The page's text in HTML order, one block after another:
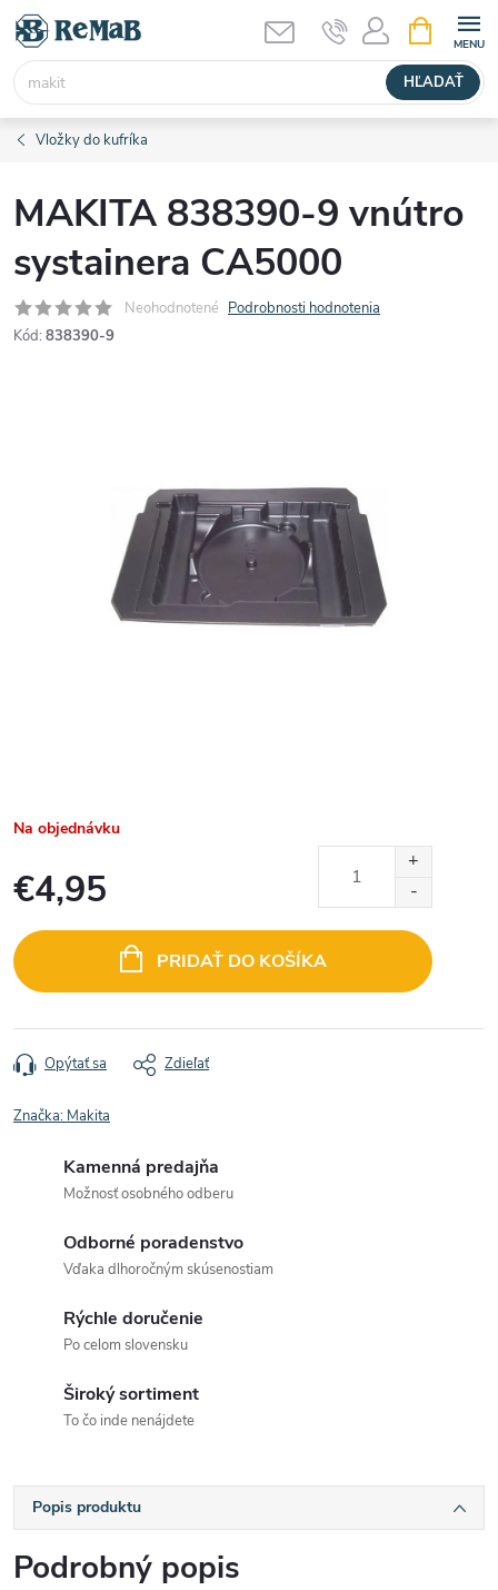
Prejsť
obsah
HĽADAŤ
KOŠÍK
Vložky do kufríka
MAKITA 838390-9 vnútro
systainera CA5000
Neohodnotené Podrobnosti hodnotenia
Kód: 838390-9
Na objednávku
€4,95
cena:
PRIDAŤ DO KOŠÍKA
Opýtať sa Zdieľať
Značka: Makita
Kamenná predajňa
Možnosť osobného odberu
Odborné poradenstvo
Vďaka dlhoročným skúsenostiam
Rýchle doručenie
Po celom slovensku
Široký sortiment
To čo inde nenájdete
Popis produktu
Podrobný popis